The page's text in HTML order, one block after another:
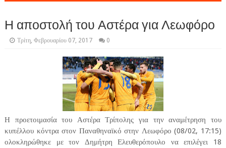
Η αποστολή του Αστέρα για Λεωφόρο
Τρίτη, Φεβρουαρίου 07, 2017 0
Η προετοιμασία του Αστέρα Τρίπολης για την αναμέτρηση του
κυπέλλου κόντρα στον Παναθηναϊκό στην Λεωφόρο (08/02, 17:15)
ολοκληρώθηκε με τον Δημήτρη Ελευθερόπουλο να επιλέγει 18